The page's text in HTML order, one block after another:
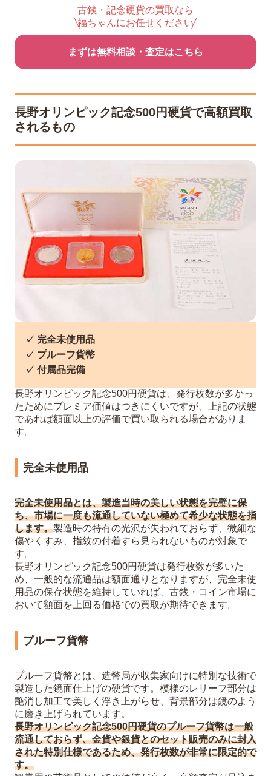
古銭・記念硬貨の買取なら
福ちゃんにお任せください
まずは無料相談・査定はこちら
長野オリンピック記念500円硬貨で高額買取
されるもの
✓ 完全未使用品
✓ プルーフ貨幣
✓ 付属品完備
長野オリンピック記念500円硬貨は、発行枚数が多かっ
たためにプレミア価値はつきにくいですが、上記の状態
であれば額面以上の評価で買い取られる場合がありま
す。
完全未使用品
完全未使用品とは、製造当時の美しい状態を完璧に保
ち、市場に一度も流通していない極めて希少な状態を指
します。製造時の特有の光沢が失われておらず、微細な
傷やくすみ、指紋の付着すら見られないものが対象で
す。
長野オリンピック記念500円硬貨は発行枚数が多いた
め、一般的な流通品は額面通りとなりますが、完全未使
用品の保存状態を維持していれば、古銭・コイン市場に
おいて額面を上回る価格での買取が期待できます。
プルーフ貨幣
プルーフ貨幣とは、造幣局が収集家向けに特別な技術で
製造した鏡面仕上げの硬貨です。模様のレリーフ部分は
艶消し加工で美しく浮き上がらせ、背景部分は鏡のよう
に磨き上げられています。
長野オリンピック記念500円硬貨のプルーフ貨幣は一般
流通しておらず、金貨や銀貨とのセット販売のみに封入
された特別仕様であるため、発行枚数が非常に限定的で
す。